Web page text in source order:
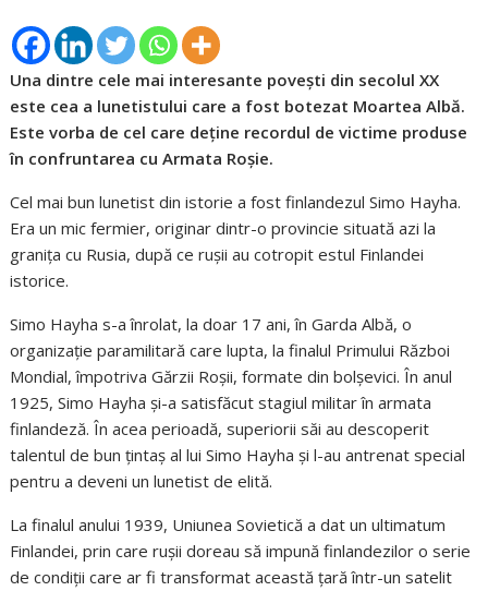
Una dintre cele mai interesante povești din secolul XX
este cea a lunetistului care a fost botezat Moartea Albă.
Este vorba de cel care deține recordul de victime produse
în confruntarea cu Armata Roșie.
Cel mai bun lunetist din istorie a fost finlandezul Simo Hayha.
Era un mic fermier, originar dintr-o provincie situată azi la
granița cu Rusia, după ce rușii au cotropit estul Finlandei
istorice.
Simo Hayha s-a înrolat, la doar 17 ani, în Garda Albă, o
organizație paramilitară care lupta, la finalul Primului Război
Mondial, împotriva Gărzii Roșii, formate din bolșevici. În anul
1925, Simo Hayha și-a satisfăcut stagiul militar în armata
finlandeză. În acea perioadă, superiorii săi au descoperit
talentul de bun țintaș al lui Simo Hayha și l-au antrenat special
pentru a deveni un lunetist de elită.
La finalul anului 1939, Uniunea Sovietică a dat un ultimatum
Finlandei, prin care rușii doreau să impună finlandezilor o serie
de condiții care ar fi transformat această țară într-un satelit